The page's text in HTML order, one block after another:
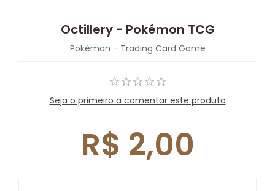
Octillery - Pokémon TCG
Pokémon - Trading Card Game
Seja o primeiro a comentar este produto
R$ 2,00